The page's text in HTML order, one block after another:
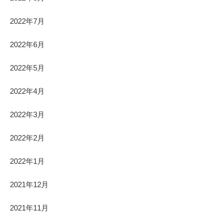
2022年7月
2022年6月
2022年5月
2022年4月
2022年3月
2022年2月
2022年1月
2021年12月
2021年11月